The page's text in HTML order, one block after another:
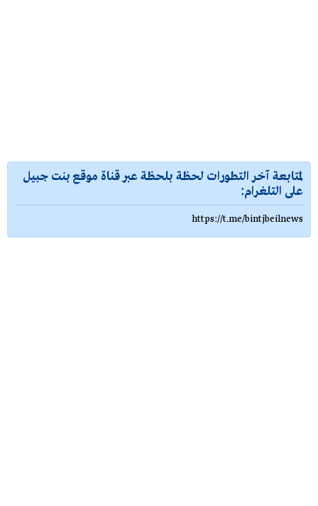
لمتابعة آخر التطورات لحظة بلحظة عبر قناة موقع بنت جبيل
على التلغرام:
https://t.me/bintjbeilnews